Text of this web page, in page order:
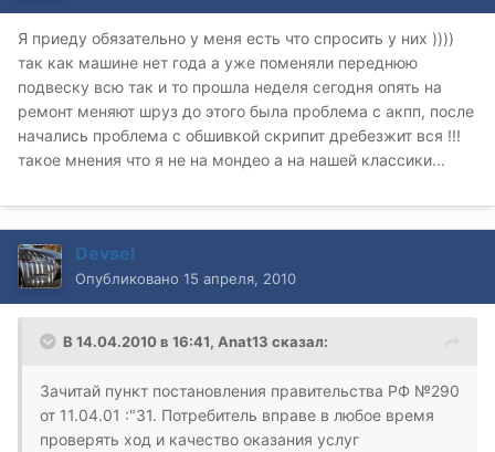
Я приеду обязательно у меня есть что спросить у них ))))
так как машине нет года а уже поменяли переднюю
подвеску всю так и то прошла неделя сегодня опять на
ремонт меняют шруз до этого была проблема с акпп, после
начались проблема с обшивкой скрипит дребезжит вся !!!
такое мнения что я не на мондео а на нашей классики...
Devsel
Опубликовано 15 апреля, 2010
В 14.04.2010 в 16:41, Anat13 сказал:
Зачитай пункт постановления правительства РФ №290
от 11.04.01 :"31. Потребитель вправе в любое время
проверять ход и качество оказания услуг